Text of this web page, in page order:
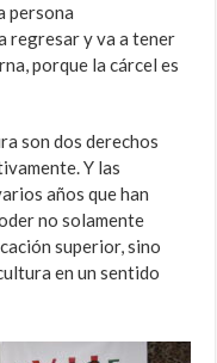
persona
regresar y va a tener
porque la cárcel es
son dos derechos
Y las
años que han
no solamente
superior, sino
en un sentido